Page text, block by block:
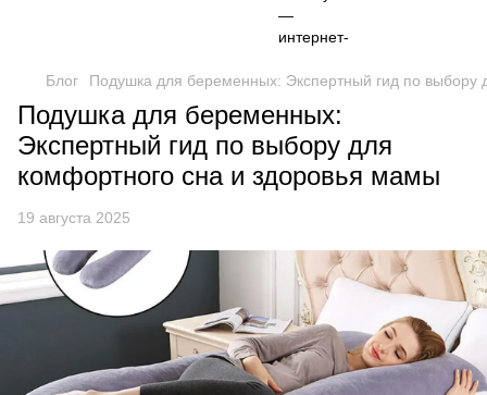
Блог Подушка для беременных: Экспертный гид по выбору
Подушка для беременных:
Экспертный гид по выбору для
комфортного сна и здоровья мамы
19 августа 2025